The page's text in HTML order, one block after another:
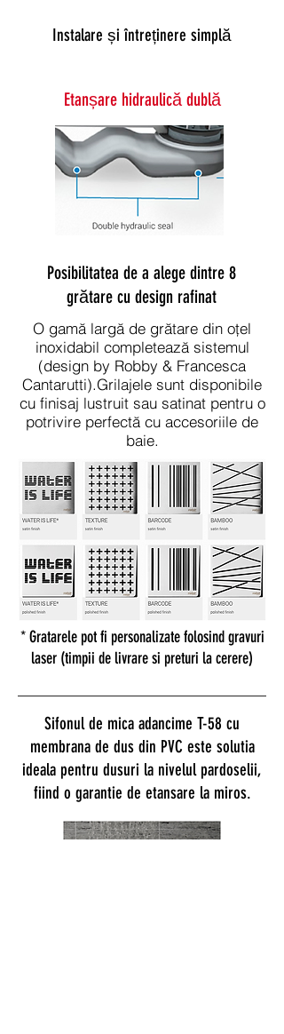
Instalare și întreținere simplă
Etanșare hidraulică dublă
Posibilitatea de a alege dintre 8
grătare cu design rafinat
O gamă largă de grătare din oțel
inoxidabil completează sistemul
(design by Robby & Francesca
Cantarutti).Grilajele sunt disponibile
cu finisaj lustruit sau satinat pentru o
potrivire perfectă cu accesoriile de
baie.
* Gratarele pot fi personalizate folosind gravuri
laser (timpii de livrare si preturi la cerere)
Sifonul de mica adancime T-58 cu
membrana de dus din PVC este solutia
ideala pentru dusuri la nivelul pardoselii,
fiind o garantie de etansare la miros.